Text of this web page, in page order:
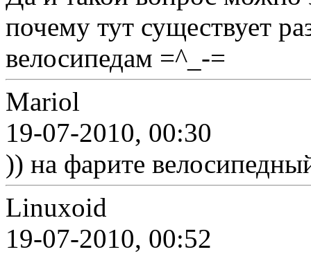
почему тут существует
велосипедам =^_-=
Mariol
19-07-2010, 00:30
)) на фарите
Linuxoid
19-07-2010, 00:52